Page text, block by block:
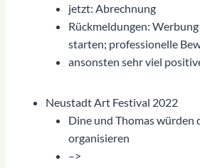
jetzt: Abrechnung
Rückmeldungen:
starten; professionelle
ansonsten sehr viel
Neustadt Art Festival 2022
Dine und Thomas würden
organisieren
–>